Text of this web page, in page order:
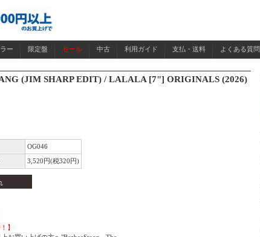
ー 限定盤 セール 中古 利用ガイド 支払・送料 よくある質問
(JIM SHARP EDIT) / LALALA [7"] ORIGINALS (2026)
OG046
3,520円(税320円)
】